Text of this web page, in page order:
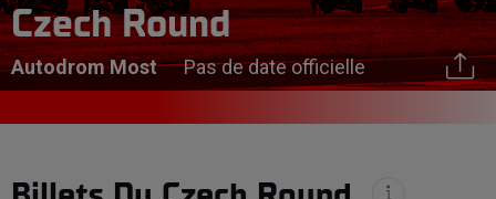
Czech Round
Autodrom Most Pas de date officielle